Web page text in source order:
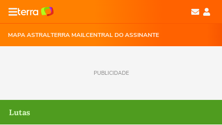
MAPA ASTRALTERRA MAILCENTRAL DO ASSINANTE
PUBLICIDADE
Lutas